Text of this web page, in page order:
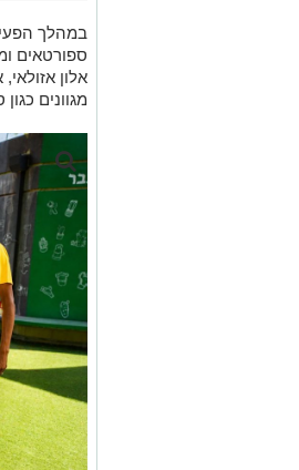
במהלך
ספורטאים
אלון
מגוונים